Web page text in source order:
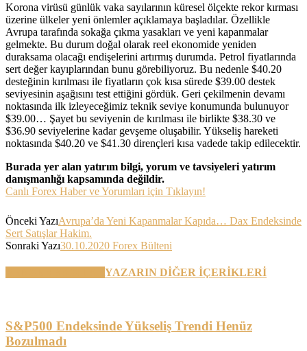
Korona virüsü günlük vaka sayılarının küresel ölçekte rekor kırması
üzerine ülkeler yeni önlemler açıklamaya başladılar. Özellikle
Avrupa tarafında sokağa çıkma yasakları ve yeni kapanmalar
gelmekte. Bu durum doğal olarak reel ekonomide yeniden
duraksama olacağı endişelerini artırmış durumda. Petrol fiyatlarında
sert değer kayıplarından bunu görebiliyoruz. Bu nedenle $40.20
desteğinin kırılması ile fiyatların çok kısa sürede $39.00 destek
seviyesinin aşağısını test ettiğini gördük. Geri çekilmenin devamı
noktasında ilk izleyeceğimiz teknik seviye konumunda bulunuyor
$39.00… Şayet bu seviyenin de kırılması ile birlikte $38.30 ve
$36.90 seviyelerine kadar gevşeme oluşabilir. Yükseliş hareketi
noktasında $40.20 ve $41.30 dirençleri kısa vadede takip edilecektir.
Burada yer alan yatırım bilgi, yorum ve tavsiyeleri yatırım
danışmanlığı kapsamında değildir.
Canlı Forex Haber ve Yorumları için Tıklayın!
Önceki YazıAvrupa’da Yeni Kapanmalar Kapıda… Dax Endeksinde
Sert Satışlar Hakim.
Sonraki Yazı30.10.2020 Forex Bülteni
YAZARIN DİĞER İÇERİKLERİ
S&P500 Endeksinde Yükseliş Trendi Henüz
Bozulmadı